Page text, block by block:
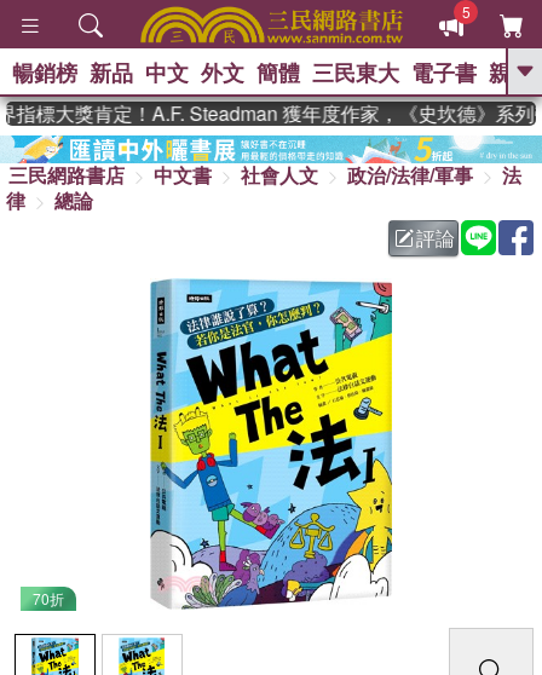
5
GO
熱搜： 東野圭吾 、 高希均教授回憶錄
、 The Odyssey 、 父親節 、 如果歷
方念華 、 台灣的李
數學女孩：黎曼猜想 、
暢銷榜 新品 中文 外文 簡體 三民東大 電子書 親子
標大獎肯定！A.F. Steadman 獲年度作家，《史坎德》系列帶
三民網路書店 中文書 社會人文 政治/法律/軍事
法
律
總論
評論
70折